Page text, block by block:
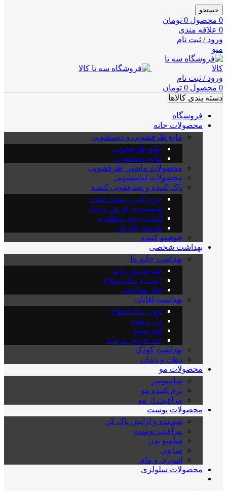
جستجو
0 محصول 0 تومان
0 علاقه مندی
ورود / ثبت نام
منو
ورود / ثبت نام
0 محصول 0 تومان
دسته بندی کالاها
فروشگاه
محصولات خانه
مایع ظرفشویی و دستشویی
مایع ظرفشویی
مایع دستشویی
محصولات ماشین ظرفشویی
محصولات لباسشویی
پاک کننده و ضدعفونی کننده
جرم گیر و سفید کننده
شوینده ی فرش و مبل
اسپری چند منظوره
شیشه پاک کن
خوشبو کننده
بهداشت شخصی
بهداشت خانم ها
ضد تعریق زنانه
ژیلت و یدک اصلاح
نوار بهداشتی
بهداشت اقایان
تیغ و یدک اصلاح
ژل و فوم
افتر شیو
ضد تعریق مردانه
بهداشت کودک
دهان و دندان
محصولات مو
شامپوسر
نرم کننده مو
مراقبت از مو
محصولات پوست
شوینده و ارایش پاک کن
مراقبت پوست
شامپو بدن
صابون
اسپری و مام
محصولات سلولزی